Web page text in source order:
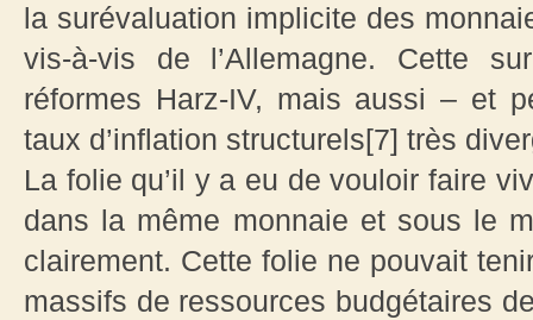
la surévaluation implicite des
vis-à-vis de l’Allemagne. Cette
réformes Harz-IV, mais aussi – et
taux d’inflation structurels[7] très
La folie qu’il y a eu de vouloir faire
dans la même monnaie et sous le
clairement. Cette folie ne pouvait
massifs de ressources budgétaires